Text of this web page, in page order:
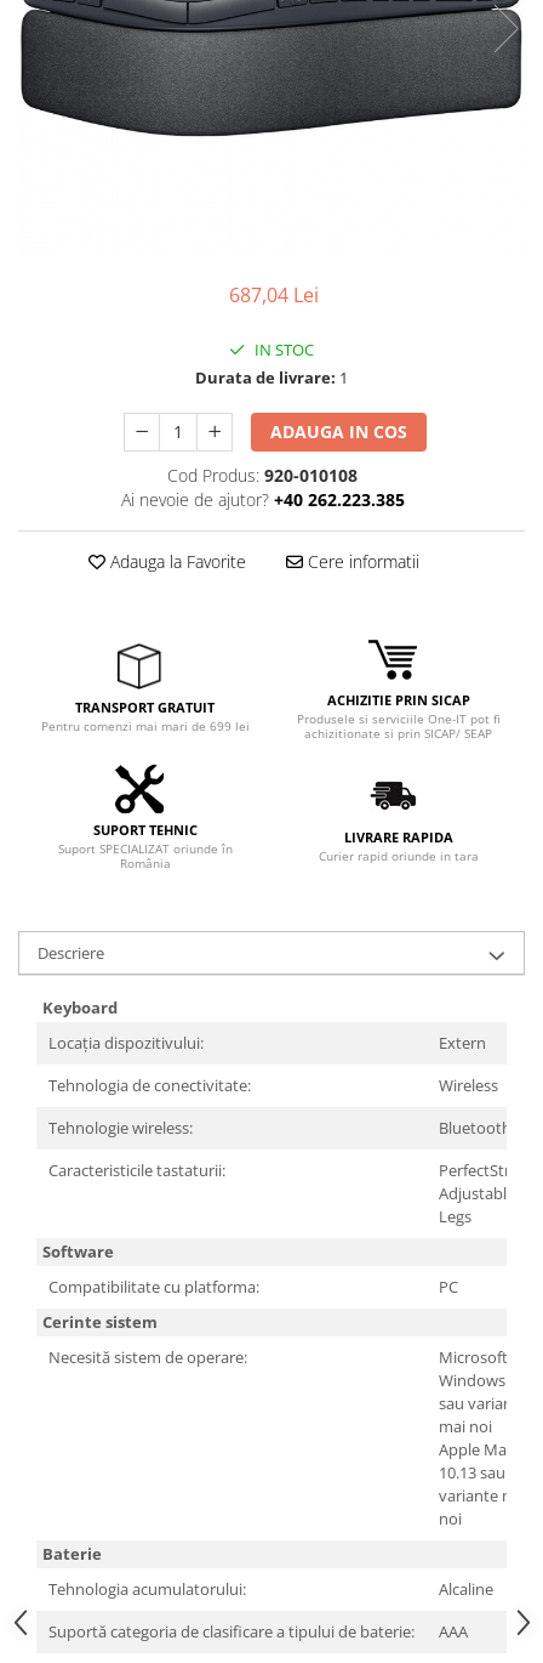
Smartphone IPhone
Boxe
Mouse
Mouse Pad
687,04 Lei
IN STOC
Durata de livrare: 1
ADAUGA IN COS
Cod Produs: 920-010108
Ai nevoie de ajutor? +40 262.223.385
Adauga la Favorite Cere informatii
TRANSPORT GRATUIT
Pentru comenzi mai mari de 699 lei
ACHIZITIE PRIN SICAP
Produsele si serviciile One-IT pot fi
achizitionate si prin SICAP/ SEAP
SUPORT TEHNIC
Suport SPECIALIZAT oriunde în
România
LIVRARE RAPIDA
Curier rapid oriunde in tara
Descriere
Keyboard
Locația dispozitivului:
Extern
Tehnologia de conectivitate:
Wireless
Tehnologie wireless:
Bluetooth/RF
Caracteristicile tastaturii:
PerfectStroke
Adjustable Tilt
Legs
Software
Compatibilitate cu platforma:
PC
Cerinte sistem
Necesită sistem de operare:
Microsoft
Windows 7
sau variante
mai noi
Apple Mac OS
10.13 sau
variante mai
noi
Baterie
Tehnologia acumulatorului:
Alcaline
Suportă categoria de clasificare a tipului de baterie:
AAA